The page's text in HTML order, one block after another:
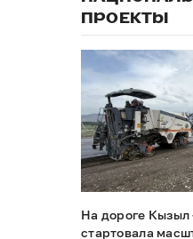
ПРОЕКТЫ
На дороге
стартовала